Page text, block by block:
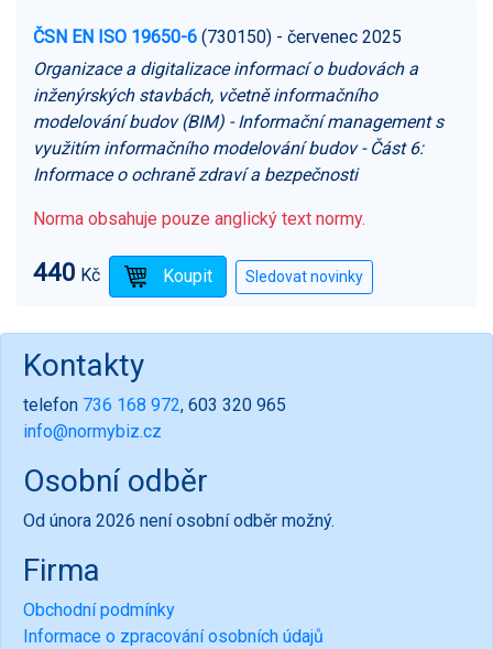
ČSN EN ISO 19650-6 (730150) - červenec 2025
Organizace a digitalizace informací o budovách a
inženýrských stavbách, včetně informačního
modelování budov (BIM) - Informační management s
využitím informačního modelování budov - Část 6:
Informace o ochraně zdraví a bezpečnosti
Norma obsahuje pouze anglický text normy.
440 Kč
Kontakty
telefon 736 168 972, 603 320 965
info@normybiz.cz
Osobní odběr
Od února 2026 není osobní odběr možný.
Firma
Obchodní podmínky
Informace o zpracování osobních údajů